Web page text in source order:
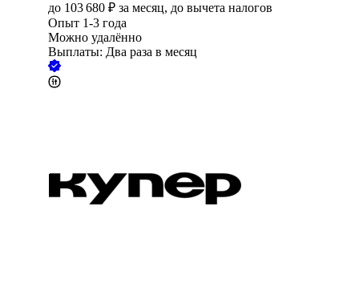
до 103 680 ₽ за месяц, до вычета налогов
Опыт 1-3 года
Можно удалённо
Выплаты: Два раза в месяц